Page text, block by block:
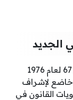
الجديد
قانون المرور الكويتي الجديد هو القانون 67 لعام 1976
خاضع لإشراف
القانون في